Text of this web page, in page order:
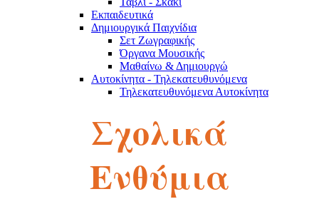
Εκπαιδευτικά
Δημιουργικά Παιχνίδια
Σετ Ζωγραφικής
Όργανα Μουσικής
Μαθαίνω & Δημιουργώ
Αυτοκίνητα - Τηλεκατευθυνόμενα
Τηλεκατευθυνόμενα Αυτοκίνητα
Πίστες
Παζλ
Παζλ Παιδικά
Παζλ Ενηλίκων
Κύβοι του Ρούμπικ
Κούκλες - Λούτρινα
Σχολικά
Ενθύμια